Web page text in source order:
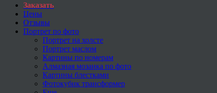
Заказать
Цены
Отзывы
Портрет по фото
Портрет на холсте
Портрет маслом
Картины по номерам
Алмазная мозаика по фото
Картины блестками
Фотокубик трансформер